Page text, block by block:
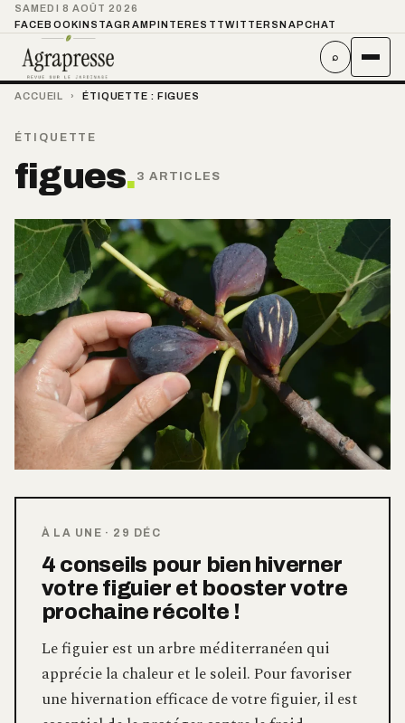
SAMEDI 8 AOÛT 2026
FACEBOOKINSTAGRAMPINTEREST TWITTER SNAPCHAT
⌕
ACCUEIL › ÉTIQUETTE : FIGUES
ÉTIQUETTE
figues. 3 ARTICLES
À LA UNE · 29 DÉC
4 conseils pour bien hiverner
votre figuier et booster votre
prochaine récolte !
Le figuier est un arbre méditerranéen qui
apprécie la chaleur et le soleil. Pour favoriser
une hivernation efficace de votre figuier, il est